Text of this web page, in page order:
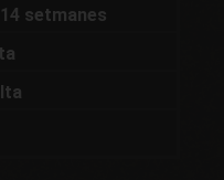
14 setmanes